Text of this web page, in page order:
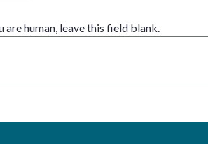
are human, leave this field blank.